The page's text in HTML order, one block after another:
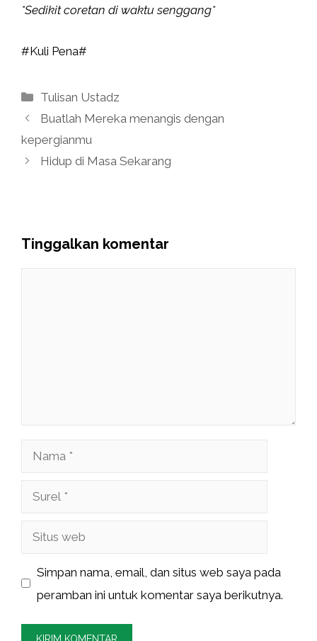
*Sedikit coretan di waktu senggang*
#Kuli Pena#
Kategori
Tulisan Ustadz
Buatlah Mereka menangis dengan
kepergianmu
Hidup di Masa Sekarang
Tinggalkan komentar
Nama
Surel
Situs
Simpan nama, email, dan situs web saya pada
peramban ini untuk komentar saya berikutnya.